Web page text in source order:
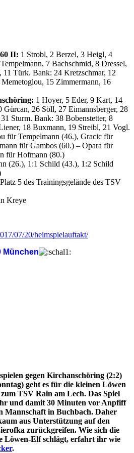
II: 1 Strobl, 2 Berzel, 3 Heigl, 4
7 Bachschmid, 8 Dressel,
11 Türk. Bank: 24 Kretzschmar, 12
15 Zimmermann, 16
1 Hoyer, 5 Eder, 9 Kart, 14
Gürcan, 26 Söll, 27 Eimannsberger, 28
Sturm. Bank: 38 Bobenstetter, 8
18 Buxmann, 19 Streibl, 21 Vogl.
für Tempelmann (46.), Gracic für
für Gambos (60.) – Opara für
für Hofmann (80.)
(26.), 1:1 Schild (43.), 1:2 Schild
5 des Trainingsgelände des TSV
Kreye
07/20/heimspielauftakt/
München
gegen Kirchanschöring (2:2)
geht es für die kleinen Löwen
TSV Rain am Lech. Das Spiel
und damit 30 Minuten vor Anpfiff
Mannschaft in Buchbach. Daher
aus Unterstützung auf den
zurückgreifen. Wie sich die
Löwen-Elf schlägt, erfahrt ihr wie
.